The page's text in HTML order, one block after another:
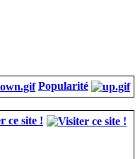
Popularité
ce site !